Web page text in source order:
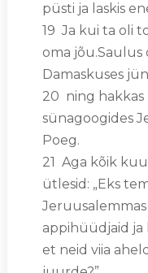
püsti ja laskis
19 Ja kui ta oli
oma jõu.Saulus
Damaskuses
20 ning
sünagoogides
Poeg.
21 Aga kõik
ütlesid: „Eks
appihüüdjaid ja
et neid viia